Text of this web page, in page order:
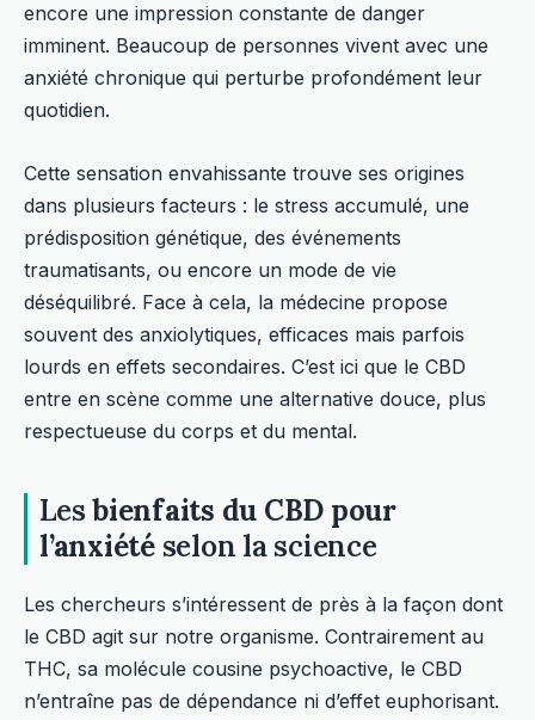
encore une impression constante de danger
imminent. Beaucoup de personnes vivent avec une
anxiété chronique qui perturbe profondément leur
quotidien.
Cette sensation envahissante trouve ses origines
dans plusieurs facteurs : le stress accumulé, une
prédisposition génétique, des événements
traumatisants, ou encore un mode de vie
déséquilibré. Face à cela, la médecine propose
souvent des anxiolytiques, efficaces mais parfois
lourds en effets secondaires. C’est ici que le CBD
entre en scène comme une alternative douce, plus
respectueuse du corps et du mental.
Lesbienfaits du CBD pour
l’anxiétéselon la science
Les chercheurs s’intéressent de près à la façon dont
le CBD agit sur notre organisme. Contrairement au
THC, sa molécule cousine psychoactive, le CBD
n’entraîne pas de dépendance ni d’effet euphorisant.